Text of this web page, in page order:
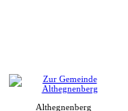
Althegnenberg